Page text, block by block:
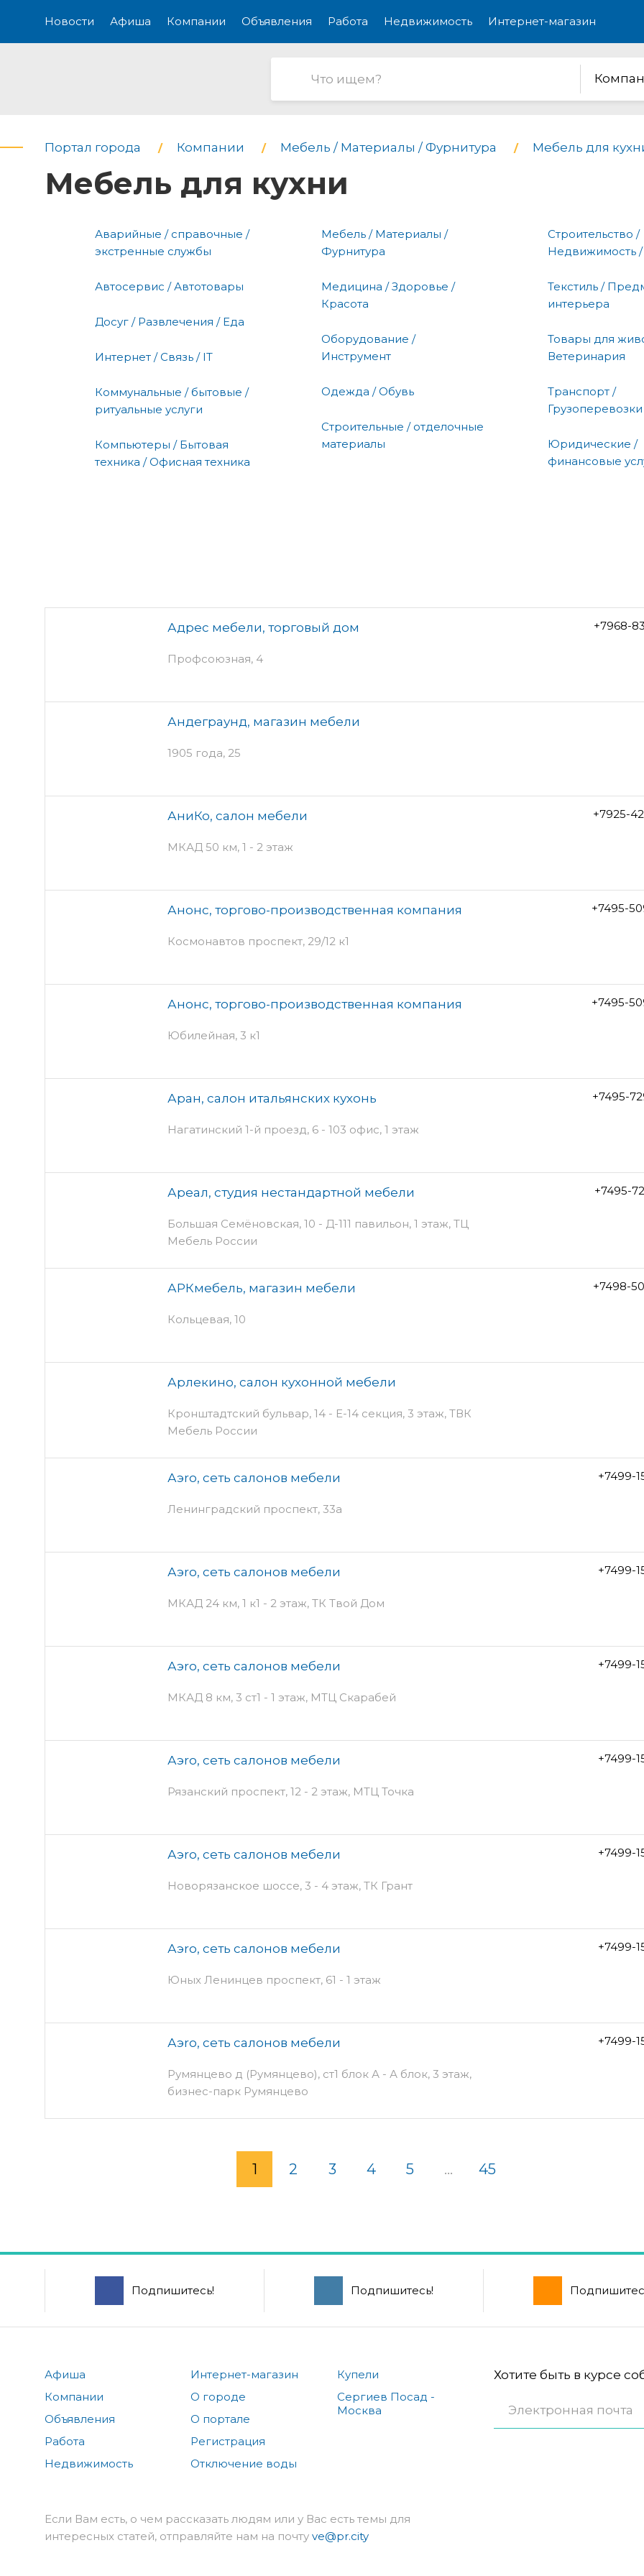
Новости Афиша Компании Объявления Работа Недвижимость Интернет-магазин
Портал города Компании Мебель / Материалы / Фурнитура Мебель для
Мебель для кухни
Аварийные / справочные /
экстренные службы
Автосервис / Автотовары
Досуг / Развлечения / Еда
Интернет / Связь / IT
Коммунальные / бытовые /
ритуальные услуги
Компьютеры / Бытовая
техника / Офисная техника
Мебель / Материалы /
Фурнитура
Медицина / Здоровье /
Красота
Оборудование /
Инструмент
Одежда / Обувь
Строительные / отделочные
материалы
Строительство /
Недвижимость
Текстиль /
интерьера
Товары для
Ветеринария
Транспорт /
Грузоперевозки
Юридические /
финансовые
Адрес мебели, торговый дом
Профсоюзная, 4
+7968-
Андеграунд, магазин мебели
1905 года, 25
АниКо, салон мебели
МКАД 50 км, 1 - 2 этаж
+7925-
Анонс, торгово-производственная компания
Космонавтов проспект, 29/12 к1
+7495-
Анонс, торгово-производственная компания
Юбилейная, 3 к1
+7495-
Аран, салон итальянских кухонь
Нагатинский 1-й проезд, 6 - 103 офис, 1 этаж
+7495-
Ареал, студия нестандартной мебели
Большая Семёновская, 10 - Д-111 павильон, 1 этаж, ТЦ
Мебель России
+7495-
АРКмебель, магазин мебели
Кольцевая, 10
+7498-
Арлекино, салон кухонной мебели
Кронштадтский бульвар, 14 - Е-14 секция, 3 этаж, ТВК
Мебель России
Аэro, сеть салонов мебели
Ленинградский проспект, 33а
+7499-
Аэro, сеть салонов мебели
МКАД 24 км, 1 к1 - 2 этаж, ТК Твой Дом
+7499-
Аэro, сеть салонов мебели
МКАД 8 км, 3 ст1 - 1 этаж, МТЦ Скарабей
+7499-
Аэro, сеть салонов мебели
Рязанский проспект, 12 - 2 этаж, МТЦ Точка
+7499-
Аэro, сеть салонов мебели
Новорязанское шоссе, 3 - 4 этаж, ТК Грант
+7499-
Аэro, сеть салонов мебели
Юных Ленинцев проспект, 61 - 1 этаж
+7499-
Аэro, сеть салонов мебели
Румянцево д (Румянцево), ст1 блок А - А блок, 3 этаж,
бизнес-парк Румянцево
+7499-
1 2 3 4 5 ... 45
Подпишитесь! Подпишитесь!
Афиша
Компании
Объявления
Работа
Недвижимость
Интернет-магазин
О городе
О портале
Регистрация
Отключение воды
Купели
Сергиев Посад -
Москва
Хотите быть в курсе
Если Вам есть, о чем рассказать людям или у Вас есть темы для
интересных статей, отправляйте нам на почту ve@pr.city